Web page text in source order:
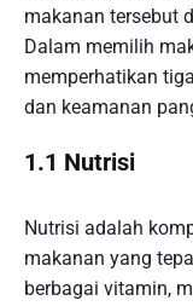
makanan tersebut
Dalam memilih
memperhatikan
dan keamanan
1.1 Nutrisi
Nutrisi adalah
makanan yang
berbagai vitamin,